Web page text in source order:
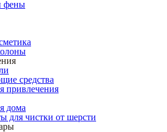
фены
средства
привлечения
дома
для чистки от шерсти